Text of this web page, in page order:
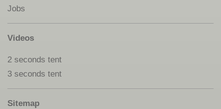
Jobs
Videos
2 seconds tent
3 seconds tent
Sitemap